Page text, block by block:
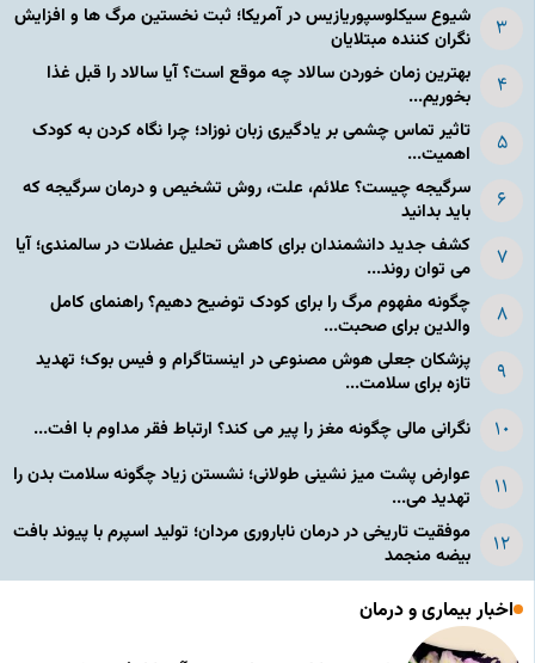
شیوع سیکلوسپوریازیس در آمریکا؛ ثبت نخستین مرگ ها و افزایش
نگران کننده مبتلایان
بهترین زمان خوردن سالاد چه موقع است؟ آیا سالاد را قبل غذا
بخوریم...
تاثیر تماس چشمی بر یادگیری زبان نوزاد؛ چرا نگاه کردن به کودک
اهمیت...
سرگیجه چیست؟ علائم، علت، روش تشخیص و درمان سرگیجه که
باید بدانید
کشف جدید دانشمندان برای کاهش تحلیل عضلات در سالمندی؛ آیا
می توان روند...
چگونه مفهوم مرگ را برای کودک توضیح دهیم؟ راهنمای کامل
والدین برای صحبت...
پزشکان جعلی هوش مصنوعی در اینستاگرام و فیس بوک؛ تهدید
تازه برای سلامت...
نگرانی مالی چگونه مغز را پیر می کند؟ ارتباط فقر مداوم با افت...
عوارض پشت میز نشینی طولانی؛ نشستن زیاد چگونه سلامت بدن را
تهدید می...
موفقیت تاریخی در درمان ناباروری مردان؛ تولید اسپرم با پیوند بافت
بیضه منجمد
اخبار بیماری و درمان